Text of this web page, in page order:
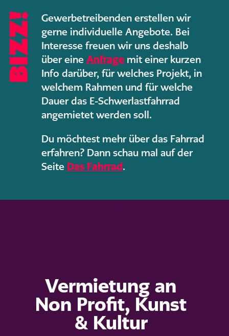
Bizz!
Gewerbetreibenden erstellen wir
gerne individuelle Angebote. Bei
Interesse freuen wir uns deshalb
über eineAnfragemit einer kurzen
Info darüber, für welches Projekt, in
welchem Rahmen und für welche
Dauer das E-Schwerlastfahrrad
angemietet werden soll.
Du möchtest mehr über das Fahrrad
erfahren? Dann schau mal auf der
Seite Das Fahrrad.
Vermietung an
Non Profit, Kunst
& Kultur